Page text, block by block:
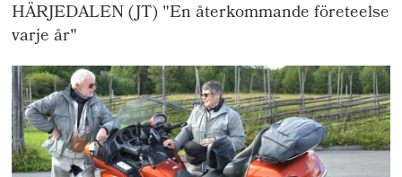
HÄRJEDALEN (JT) "En återkommande företeelse
varje år"